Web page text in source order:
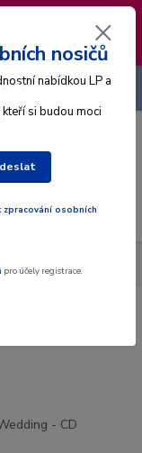
Datum
na pátek
Menu
Wedding - CD
nosičů
nabídkou LP a
si budou moci
zpracování osobních
pro účely registrace.